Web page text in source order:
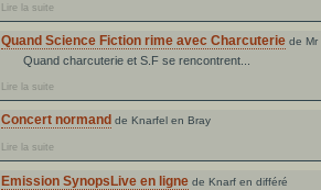
Lire la suite
Quand Science Fiction rime avec Charcuterie de Mr
Quand charcuterie et S.F se rencontrent...
Lire la suite
Concert normand de Knarfel en Bray
Lire la suite
Emission SynopsLive en ligne de Knarf en différé